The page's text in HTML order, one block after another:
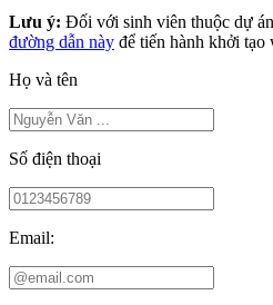
Lưu ý: Đối với sinh viên thuộc dự án
đường dẫn này để tiến hành khởi tạo
Họ và tên
Số điện thoại
Email: